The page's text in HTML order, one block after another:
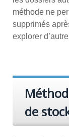
méthode ne
supprimés
explorer
de